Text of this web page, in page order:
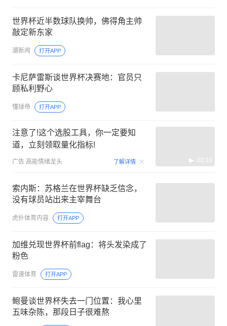
世界杯近半数球队换帅，佛得角主帅
敲定新东家
潮新闻 打开APP
卡尼萨雷斯谈世界杯决赛地：官员只
顾私利野心
懂球帝 打开APP
注意了!这个选股工具，你一定要知
道，立刻领取量化指标!
广告 高能情绪龙头 了解详情 00:18
索内斯：苏格兰在世界杯缺乏信念，
没有球员站出来主宰舞台
虎扑体育内容 打开APP
加维兑现世界杯前flag：将头发染成了
粉色
雷速体育 打开APP
鲍曼谈世界杯失去一门位置：我心里
五味杂陈，那段日子很难熬